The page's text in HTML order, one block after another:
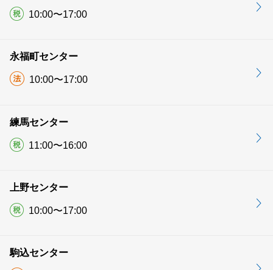
10:00〜17:00
永福町センター
10:00〜17:00
練馬センター
11:00〜16:00
上野センター
10:00〜17:00
駒込センター